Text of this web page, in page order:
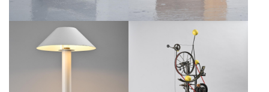
LAMPES DE TABLE DE BENT
SCULPTURE CINÉTIQUE EN
MÉTAL, SUISSE, CIRCA 1996